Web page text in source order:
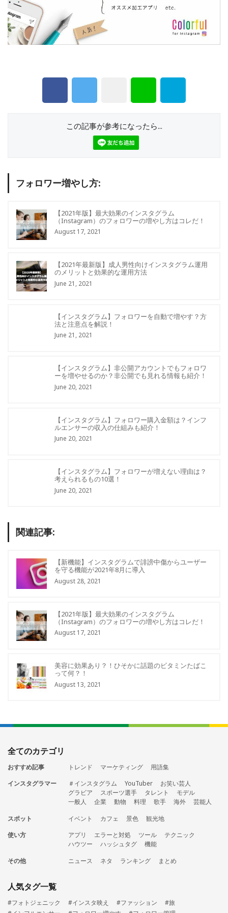
この記事が参考になったら...
フォロワー増やし方:
【2021年版】最大効果のインスタグラム
（Instagram）のフォロワーの増やし方はコレだ！
August 17, 2021
【2021年最新版】成人男性向けインスタグラム運用
のメリットと効果的な運用方法
June 21, 2021
【インスタグラム】フォロワーを自動で増やす？方
法と注意点を解説！
June 21, 2021
【インスタグラム】非公開アカウントでもフォロワ
ーを増やせるのか？非公開でも見れる情報も紹介！
June 20, 2021
【インスタグラム】フォロワー購入金額は？インフ
ルエンサーの収入の仕組みも紹介！
June 20, 2021
【インスタグラム】フォロワーが増えない理由は？
考えられるもの10選！
June 20, 2021
関連記事:
【新機能】インスタグラムで誹謗中傷からユーザー
を守る機能が2021年8月に導入
August 28, 2021
【2021年版】最大効果のインスタグラム
（Instagram）のフォロワーの増やし方はコレだ！
August 17, 2021
美容に効果あり？！ひそかに話題のビタミンたばこ
って何？！
August 13, 2021
全てのカテゴリ
おすすめ記事 トレンド マーケティング
用語集
インスタグラマー
＃インスタグラム YouTuber
お笑い芸人
グラビア
スポーツ選手 タレント
モデル
一般人
企業 動物 料理 歌手 海外
芸能人
スポット
イベント カフェ 景色
観光地
使い方
アプリ エラーと対処 ツール
テクニック
ハウツー
ハッシュタグ
機能
その他
ニュース ネタ ランキング まとめ
人気タグ一覧
#フォトジェニック #インスタ映え #ファッション
#旅